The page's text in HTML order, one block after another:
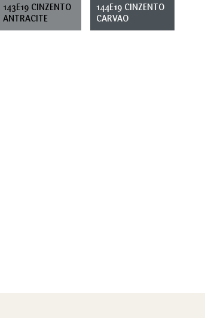
143E19 CINZENTO
ANTRACITE
144E19 CINZENTO
CARVAO